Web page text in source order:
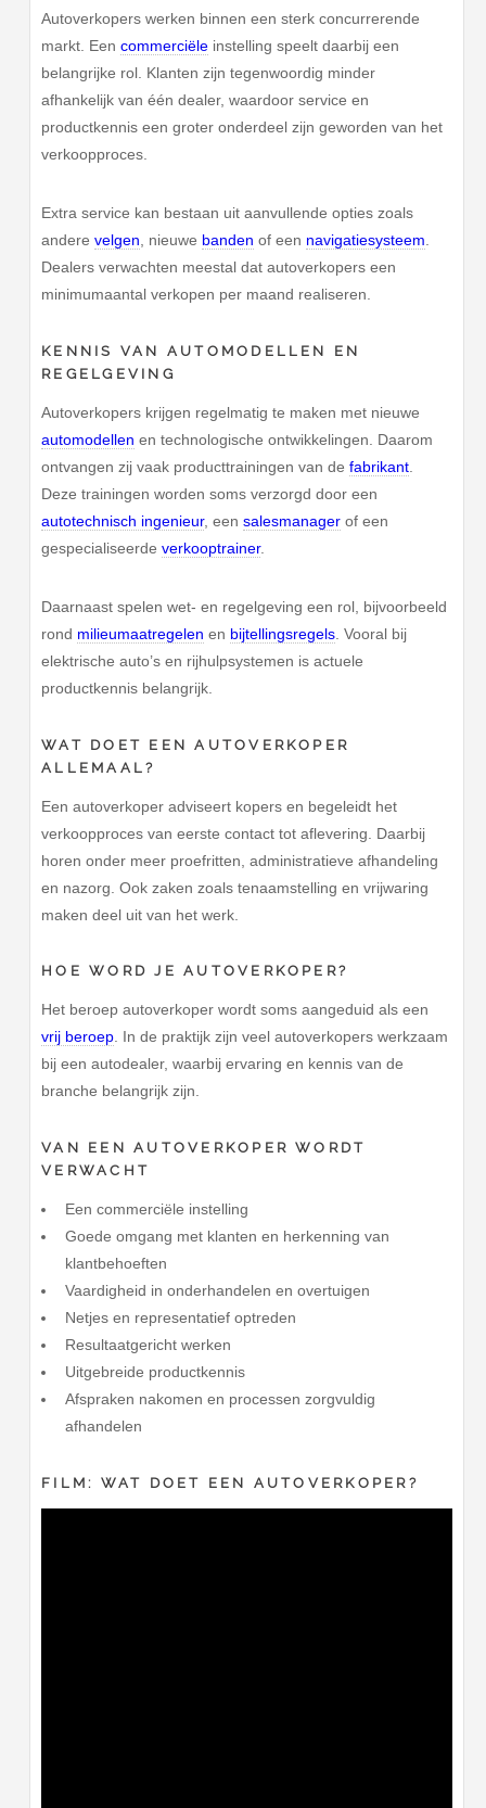
Autoverkopers werken binnen een sterk concurrerende
markt. Eencommerciële instelling speelt daarbij een
belangrijke rol. Klanten zijn tegenwoordig minder
afhankelijk van één dealer, waardoor service en
productkennis een groter onderdeel zijn geworden van het
verkoopproces.
Extra service kan bestaan uit aanvullende opties zoals
anderevelgen, nieuwe banden of een navigatiesysteem.
Dealers verwachten meestal dat autoverkopers een
minimumaantal verkopen per maand realiseren.
KENNIS VAN AUTOMODELLEN EN
REGELGEVING
Autoverkopers krijgen regelmatig te maken met nieuwe
automodellen en technologische ontwikkelingen. Daarom
ontvangen zij vaak producttrainingen van defabrikant
Deze trainingen worden soms verzorgd door een
autotechnisch ingenieur, eensalesmanager of een
gespecialiseerdeverkooptrainer.
Daarnaast spelen wet- en regelgeving een rol, bijvoorbeeld
rond milieumaatregelen en bijtellingsregels . Vooral bij
elektrische auto’s en rijhulpsystemen is actuele
productkennis belangrijk.
WAT DOET EEN AUTOVERKOPER
ALLEMAAL?
Een autoverkoper adviseert kopers en begeleidt het
verkoopproces van eerste contact tot aflevering. Daarbij
horen onder meer proefritten, administratieve afhandeling
en nazorg. Ook zaken zoals tenaamstelling en vrijwaring
maken deel uit van het werk.
HOE WORD JE AUTOVERKOPER?
Het beroep autoverkoper wordt soms aangeduid als een
vrij beroep. In de praktijk zijn veel autoverkopers werkzaam
bij een autodealer, waarbij ervaring en kennis van de
branche belangrijk zijn.
VAN EEN AUTOVERKOPER WORDT
VERWACHT
Een commerciële instelling
Goede omgang met klanten en herkenning van
klantbehoeften
Vaardigheid in onderhandelen en overtuigen
Netjes en representatief optreden
Resultaatgericht werken
Uitgebreide productkennis
Afspraken nakomen en processen zorgvuldig
afhandelen
FILM: WAT DOET EEN AUTOVERKOPER?